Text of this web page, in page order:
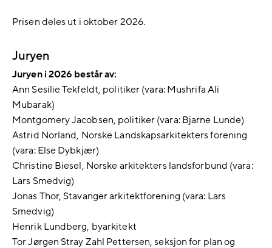
Prisen deles ut i oktober 2026.
Juryen
Juryen i 2026 består av:
Ann Sesilie Tekfeldt, politiker (vara: Mushrifa Ali
Mubarak)
Montgomery Jacobsen, politiker (vara: Bjarne Lunde)
Astrid Norland, Norske Landskapsarkitekters forening
(vara: Else Dybkjær)
Christine Biesel, Norske arkitekters landsforbund (vara:
Lars Smedvig)
Jonas Thor, Stavanger arkitektforening (vara: Lars
Smedvig)
Henrik Lundberg, byarkitekt
Tor Jørgen Stray Zahl Pettersen, seksjon for plan og